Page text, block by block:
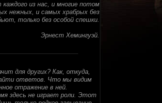
из нас, и многие потом
нежных, и самых храбрых без
только без особой спешки.
Эрнест Хемингуэй.
для других? Как, откуда,
ответов. Что мы видим
отражение в ней.
здесь не играет роли. Этот